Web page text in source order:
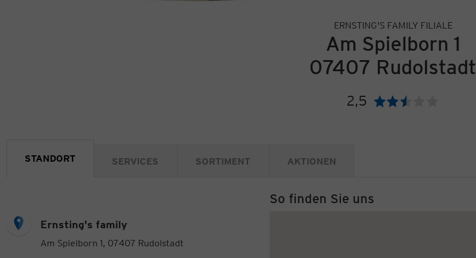
ERNSTING'S FAMILY FILIALE
Am Spielborn 1
07407 Rudolstadt
2,5 Bewertung:
STANDORT SERVICES SORTIMENT AKTIONEN
Ernsting's family
Am Spielborn 1, 07407 Rudolstadt
So finden Sie uns